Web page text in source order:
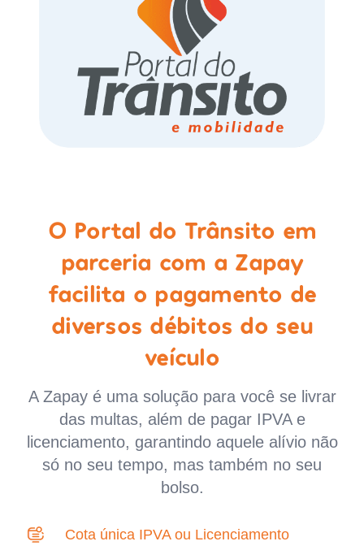
O Portal do Trânsito em
parceria com a Zapay
facilita o pagamento de
diversos débitos do seu
veículo
A Zapay é uma solução para você se livrar
das multas, além de pagar IPVA e
licenciamento, garantindo aquele alívio não
só no seu tempo, mas também no seu
bolso.
Cota única IPVA ou Licenciamento